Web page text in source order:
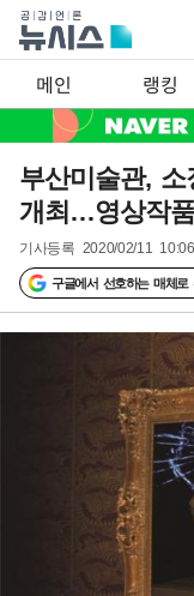
메인 랭킹
부산미술관,
개최…영상작
기사등록 2020/02/11
구글에서 선호하는 매체로